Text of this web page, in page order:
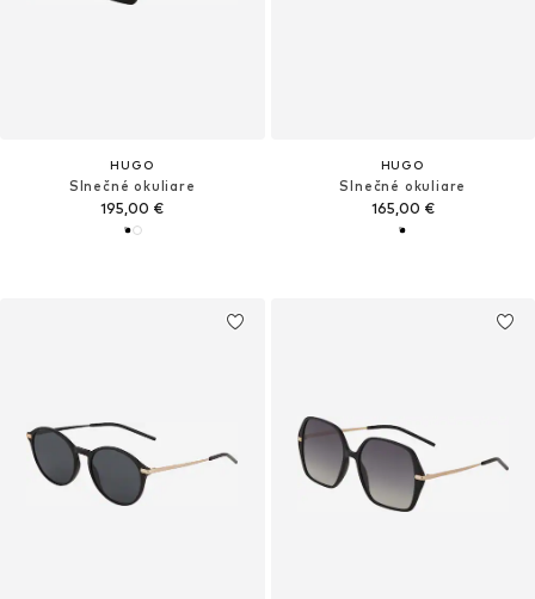
HUGO
Slnečné okuliare
195,00 €
HUGO
Slnečné okuliare
165,00 €